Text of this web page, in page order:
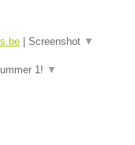
Screenshot ▼
1! ▼